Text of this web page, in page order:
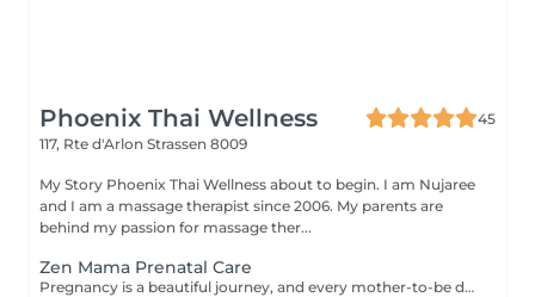
Phoenix Thai Wellness
45
117, Rte d'Arlon Strassen 8009
My Story Phoenix Thai Wellness about to begin. I am Nujaree
and I am a massage therapist since 2006. My parents are
behind my passion for massage ther...
Zen Mama Prenatal Care
Pregnancy is a beautiful journey, and every mother-to-be deserves a moment of peaceful recovery. Our Zen Mama Prenatal Care is designed to gently ease muscular tension, promote overall physical comfort, and give you the quiet moment of reflection you deserve. Safe, professional, and deeply relaxing. Available for 13+ weeks of pregnancy. Special Note: This gentle wellness experience is exclusively available for mothers in their second and third trimesters (13 weeks and above). We recommend consulting your personal advisor or doctor before your first visit.